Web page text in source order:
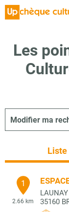
Les
Modifier ma
Liste
1
2.66 km
35160